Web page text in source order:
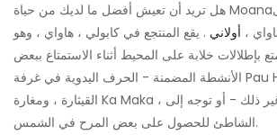
هل تريد أن تعيش أفضل ما لديك من حياة Moana؟ فكر في رحلة إلى
، أولاني . يقع المنتجع في كابولي ، هاواي ، وهو
بإطلالات خلابة على المحيط أثناء الاستمتاع ببعض
الأنشطة المضمنة - الحرف اليدوية في غرفة Pau Hana ، ودروس
القيثارة ، ومغارة Ka Maka ، وليالي الأفلام ، وغير ذلك - أو توجه إلى
الشاطئ للحصول على بعض المرح في الشمس.